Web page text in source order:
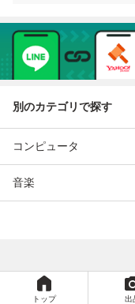
別のカテゴリで探す
コンピュータ
音楽
トップ 出